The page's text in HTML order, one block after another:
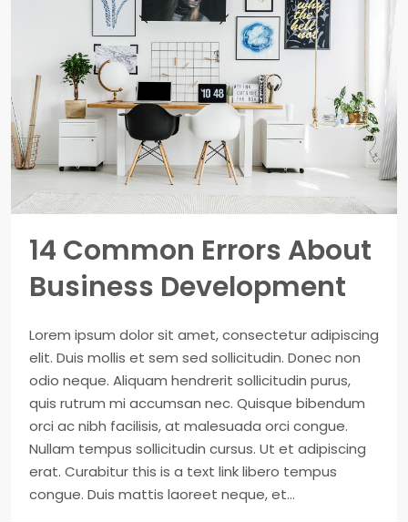
14 Common Errors About
Business Development
Lorem ipsum dolor sit amet, consectetur adipiscing
elit. Duis mollis et sem sed sollicitudin. Donec non
odio neque. Aliquam hendrerit sollicitudin purus,
quis rutrum mi accumsan nec. Quisque bibendum
orci ac nibh facilisis, at malesuada orci congue.
Nullam tempus sollicitudin cursus. Ut et adipiscing
erat. Curabitur this is a text link libero tempus
congue. Duis mattis laoreet neque, et...